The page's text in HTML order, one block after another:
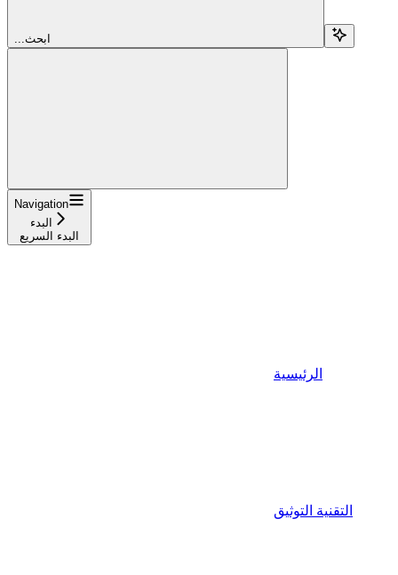
...ابحث
Navigation
البدء
البدء السريع
الرئيسية
التقنية التوثيق